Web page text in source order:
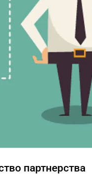
партнерства